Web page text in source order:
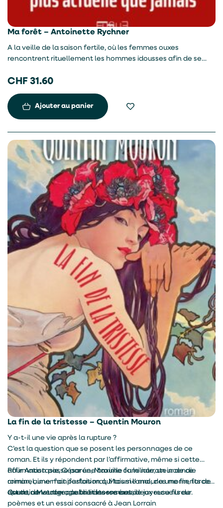
Ma forêt – Antoinette Rychner
A la veille de la saison fertile, où les femmes ouxes
rencontrent rituellement les hommes idousses afin de se
d’enfanter à son tour, ce que Sendjar, en tant qu’aînée, lui
poussent certains à remettre en cause le sacrifice humain.
CHF 31.60
Ajouter au panier
La fin de la tristesse – Quentin Mouron
Y a-t-il une vie après la rupture ?
C’est la question que se posent les personnages de ce
roman. Et ils y répondent par l’affirmative, même si cette
affirmation passe par une brouille familiale, un incendie
criminel, une manifestation qui tourne mal, des moments de
doute, de vertige, de bruit insensé et de joyeuse fureur.
Pour Anastasie, Césarée, Maxime ou le narrateur de ce
roman, aimer fait parfois mal. Mais si l’amour a une fin, force
est de constater que la tristesse aussi.
Quentin Mouron a publié des romans, deux recueils de
poèmes et un essai consacré à Jean Lorrain